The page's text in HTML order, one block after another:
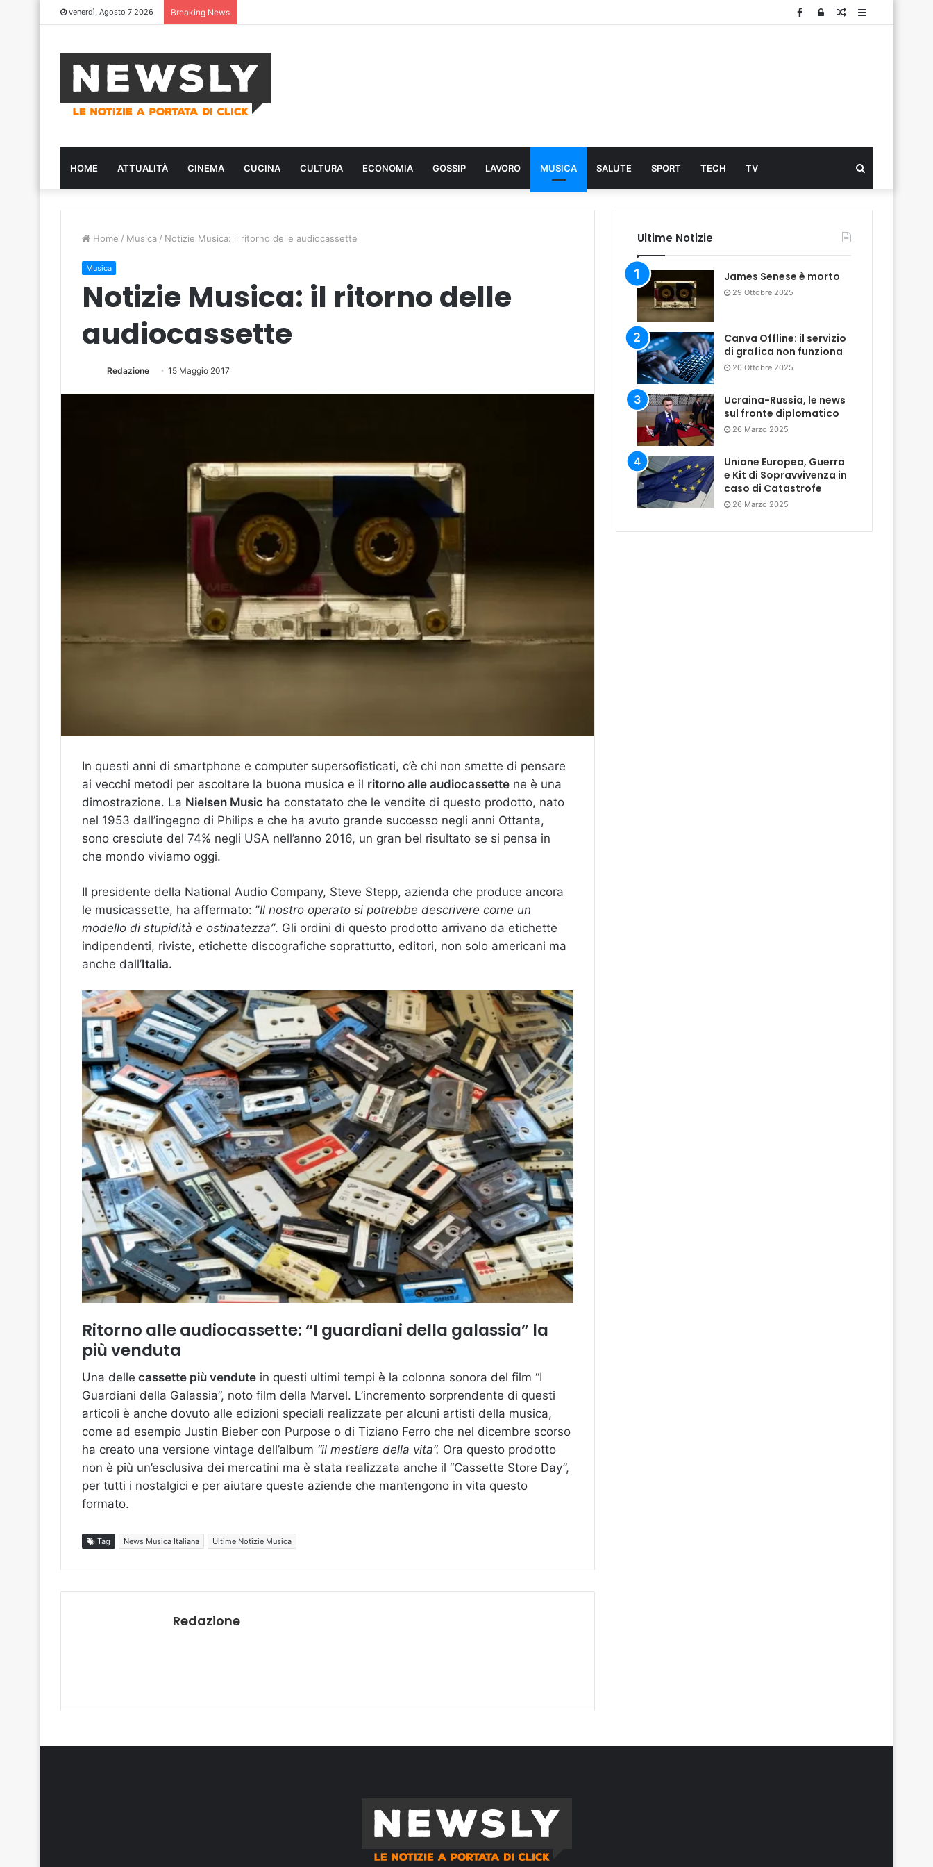
venerdì, Agosto 7 2026 Breaking News Sidebar
Articolo
Log
Facebook
HOME ATTUALITÀ CINEMA CUCINA CULTURA ECONOMIA GOSSIP LAVORO MUSICA SALUTE SPORT TECH TV
...
Home / Musica / Notizie Musica: il ritorno delle audiocassette
Musica
Notizie Musica: il ritorno delle
audiocassette
Redazione 15 Maggio 2017
In questi anni di smartphone e computer supersofisticati, c’è chi non smette di pensare
ai vecchi metodi per ascoltare la buona musica e il ritorno alle audiocassette ne è una
dimostrazione. La Nielsen Music ha constatato che le vendite di questo prodotto, nato
nel 1953 dall’ingegno di Philips e che ha avuto grande successo negli anni Ottanta,
sono cresciute del 74% negli USA nell’anno 2016, un gran bel risultato se si pensa in
che mondo viviamo oggi.
Il presidente della National Audio Company, Steve Stepp, azienda che produce ancora
le musicassette, ha affermato: ”Il nostro operato si potrebbe descrivere come un
modello di stupidità e ostinatezza”. Gli ordini di questo prodotto arrivano da etichette
indipendenti, riviste, etichette discografiche soprattutto, editori, non solo americani ma
anche dall’Italia.
Ritorno alle audiocassette: “I guardiani della galassia” la
più venduta
Una delle cassette più vendute in questi ultimi tempi è la colonna sonora del film “I
Guardiani della Galassia”, noto film della Marvel. L’incremento sorprendente di questi
articoli è anche dovuto alle edizioni speciali realizzate per alcuni artisti della musica,
come ad esempio Justin Bieber con Purpose o di Tiziano Ferro che nel dicembre scorso
ha creato una versione vintage dell’album “il mestiere della vita”. Ora questo prodotto
non è più un’esclusiva dei mercatini ma è stata realizzata anche il “Cassette Store Day”,
per tutti i nostalgici e per aiutare queste aziende che mantengono in vita questo
formato.
Tag News Musica Italiana Ultime Notizie Musica
Redazione
Ultime Notizie
James Senese è morto
29 Ottobre 2025
Canva Offline: il servizio
di grafica non funziona
20 Ottobre 2025
Ucraina-Russia, le news
sul fronte diplomatico
26 Marzo 2025
Unione Europea, Guerra
e Kit di Sopravvivenza in
caso di Catastrofe
26 Marzo 2025